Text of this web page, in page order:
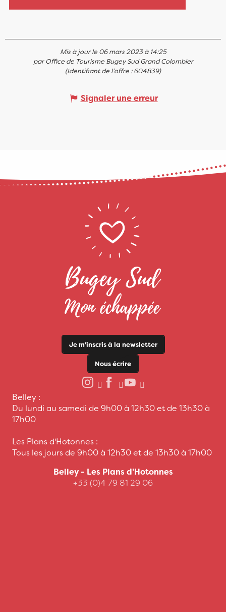
Mis à jour le 06 mars 2023 à 14:25
par Office de Tourisme Bugey Sud Grand Colombier
(Identifiant de l'offre :604839)
Signaler une erreur
Je m'inscris à la newsletter
Nous écrire
Belley :
Du lundi au samedi de 9h00 à 12h30 et de 13h30 à
17h00
Les Plans d'Hotonnes :
Tous les jours de 9h00 à 12h30 et de 13h30 à 17h00
Belley - Les Plans d'Hotonnes
+33 (0)4 79 81 29 06